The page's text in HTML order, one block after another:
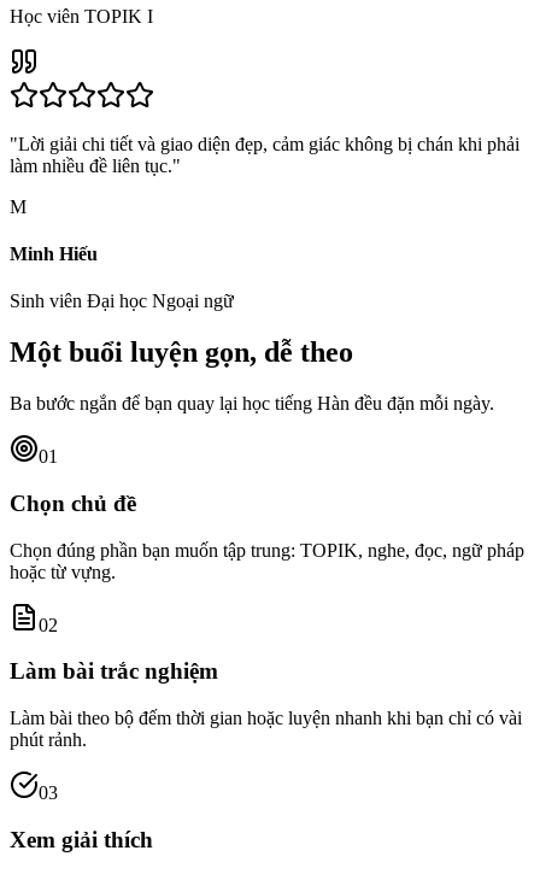
Học viên TOPIK I
"Lời giải chi tiết và giao diện đẹp, cảm giác không bị chán khi phải
làm nhiều đề liên tục."
M
Minh Hiếu
Sinh viên Đại học Ngoại ngữ
Một buổi luyện gọn, dễ theo
Ba bước ngắn để bạn quay lại học tiếng Hàn đều đặn mỗi ngày.
01
Chọn chủ đề
Chọn đúng phần bạn muốn tập trung: TOPIK, nghe, đọc, ngữ pháp
hoặc từ vựng.
02
Làm bài trắc nghiệm
Làm bài theo bộ đếm thời gian hoặc luyện nhanh khi bạn chỉ có vài
phút rảnh.
03
Xem giải thích